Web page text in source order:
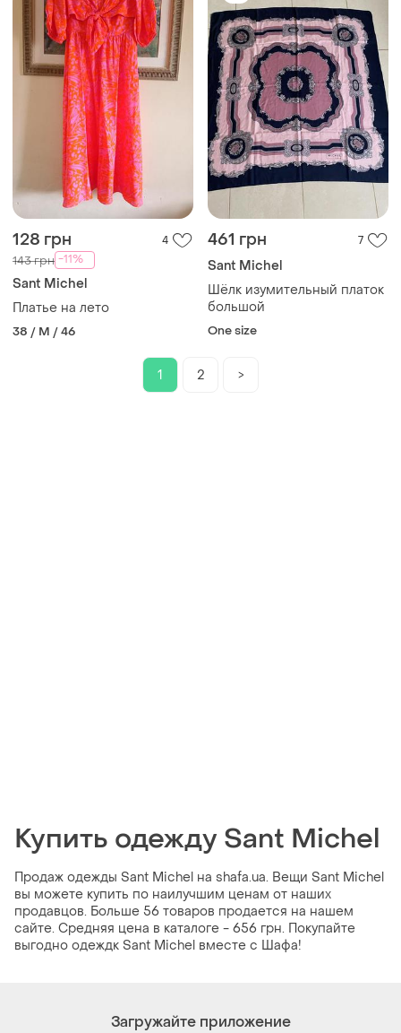
128 грн 4
143 грн -11%
Sant Michel
Платье на лето
38 / M / 46
461 грн 7
Sant Michel
Шёлк изумительный платок
большой
One size
1 2 >
Купить одежду Sant Michel
Продаж одежды Sant Michel на shafa.ua. Вещи Sant Michel
вы можете купить по наилучшим ценам от наших
продавцов. Больше 56 товаров продается на нашем
сайте. Средняя цена в каталоге - 656 грн. Покупайте
выгодно одеждк Sant Michel вместе с Шафа!
Загружайте приложение